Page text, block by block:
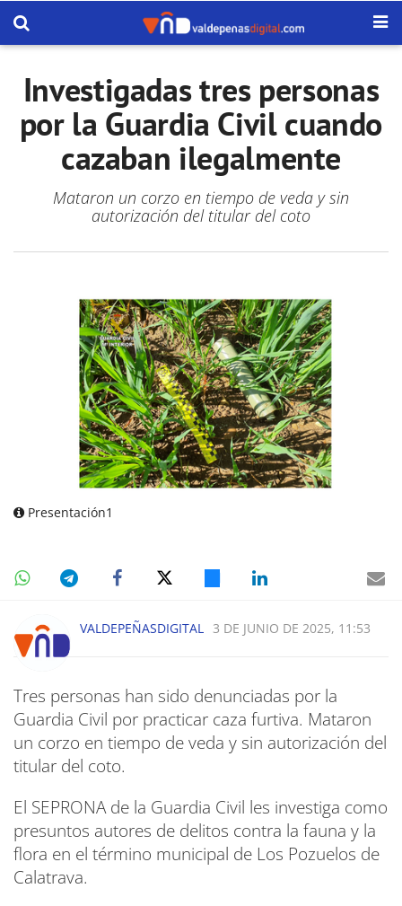
Investigadas tres personas
por la Guardia Civil cuando
cazaban ilegalmente
Mataron un corzo en tiempo de veda y sin
autorización del titular del coto
Presentación1
VALDEPEÑASDIGITAL 3 DE JUNIO DE 2025, 11:53
Tres personas han sido denunciadas por la
Guardia Civil por practicar caza furtiva. Mataron
un corzo en tiempo de veda y sin autorización del
titular del coto.
El SEPRONA de la Guardia Civil les investiga como
presuntos autores de delitos contra la fauna y la
flora en el término municipal de Los Pozuelos de
Calatrava.